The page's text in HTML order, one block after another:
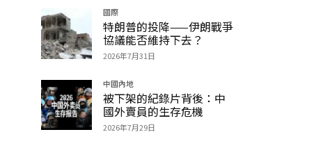
國際
特朗普的投降——伊朗戰爭
協議能否維持下去？
2026年7月31日
中國內地
被下架的紀錄片背後：中
國外賣員的生存危機
2026年7月29日